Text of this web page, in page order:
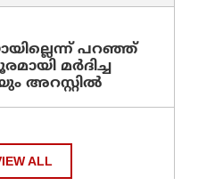
പറഞ്ഞ്
മര്‍ദിച്ച
അറസ്റ്റില്‍
ALL